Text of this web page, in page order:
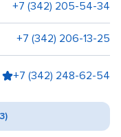
+7 (342) 205-54-34
+7 (342) 206-13-25
+7 (342) 248-62-54